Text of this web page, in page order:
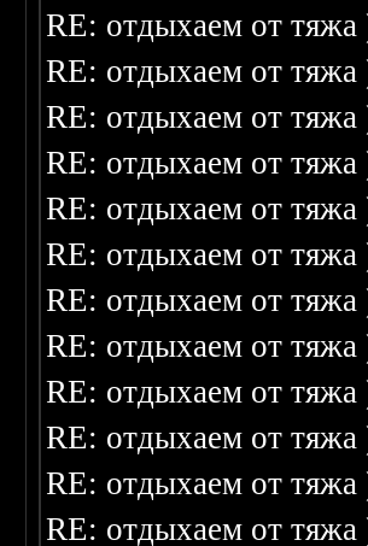
RE: отдыхаем от тяжа
RE: отдыхаем от тяжа
RE: отдыхаем от тяжа
RE: отдыхаем от тяжа
RE: отдыхаем от тяжа
RE: отдыхаем от тяжа
RE: отдыхаем от тяжа
RE: отдыхаем от тяжа
RE: отдыхаем от тяжа
RE: отдыхаем от тяжа
RE: отдыхаем от тяжа
RE: отдыхаем от тяжа